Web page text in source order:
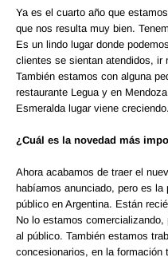
Ya es el cuarto año que
que nos resulta muy bien.
Es un lindo lugar donde
clientes se sientan atendidos, ir
También estamos con alguna
restaurante Legua y en
Esmeralda lugar viene creciendo.
¿Cuál es la novedad más
Ahora acabamos de traer el
habíamos anunciado, pero es
público en Argentina. Están
No lo estamos
al público. También estamos
concesionarios, en la formación